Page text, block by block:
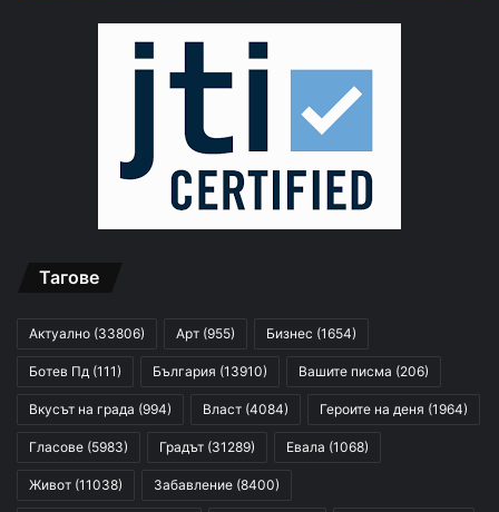
Тагове
Актуално (33806) Арт (955) Бизнес (1654)
Ботев Пд (111) България (13910) Вашите писма (206)
Вкусът на града (994) Власт (4084) Героите на деня (1964)
Гласове (5983) Градът (31289) Евала (1068)
Живот (11038) Забавление (8400)